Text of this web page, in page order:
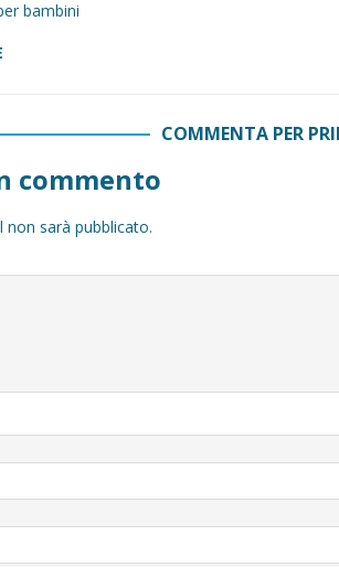
VIAGGI IN SICILIA
bambini
COMMENTA PER
commento
non sarà pubblicato.